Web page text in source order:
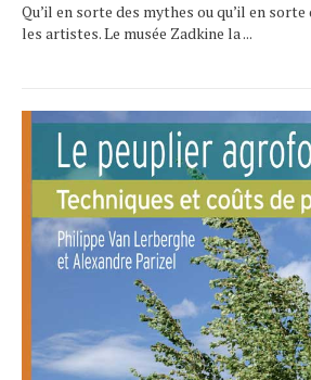
Qu’il en sorte des mythes ou qu’il en
les artistes. Le musée Zadkine la ...